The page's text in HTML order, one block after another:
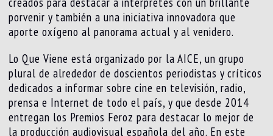
porvenir y también a una iniciativa innovadora que
aporte oxígeno al panorama actual y al venidero.
Lo Que Viene está organizado por la AICE, un grupo
plural de alrededor de doscientos periodistas y críticos
dedicados a informar sobre cine en televisión, radio,
prensa e Internet de todo el país, y que desde 2014
entregan los Premios Feroz para destacar lo mejor de
la producción audiovisual española del año. En este